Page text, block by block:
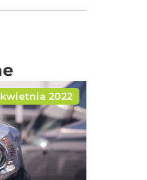
kwietnia 2022